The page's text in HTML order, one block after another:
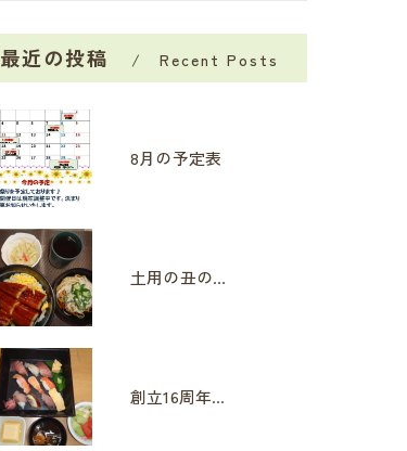
最近の投稿 Recent Posts
8月の予定表
土用の丑の日
創立16周年イベント